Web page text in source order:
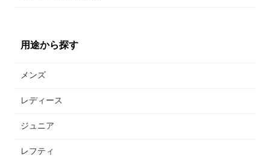
用途から探す
メンズ
レディース
ジュニア
レフティ